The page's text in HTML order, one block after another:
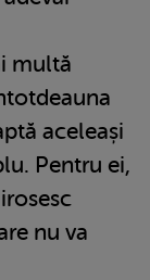
multă
aceleași
Pentru ei,
nu va